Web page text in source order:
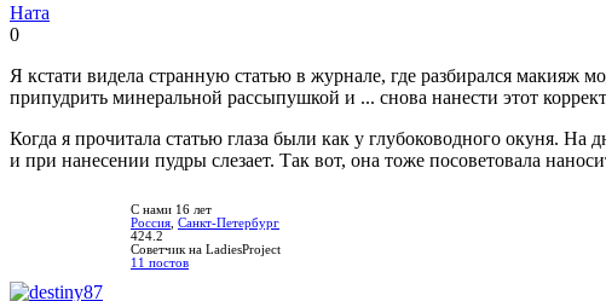
Ната
0
Я кстати видела странную статью в журнале, где разбирался макияж
припудрить минеральной рассыпушкой и ... снова нанести этот
Когда я прочитала статью глаза были как у глубоководного окуня.
и при нанесении пудры слезает. Так вот, она тоже посоветовала
С нами 16 лет
Россия Санкт-Петербург
424.2
Советчик на LadiesProject
11 постов